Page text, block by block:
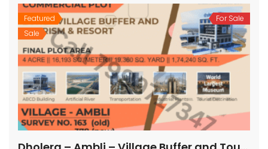
Featured
Sale
For Sale